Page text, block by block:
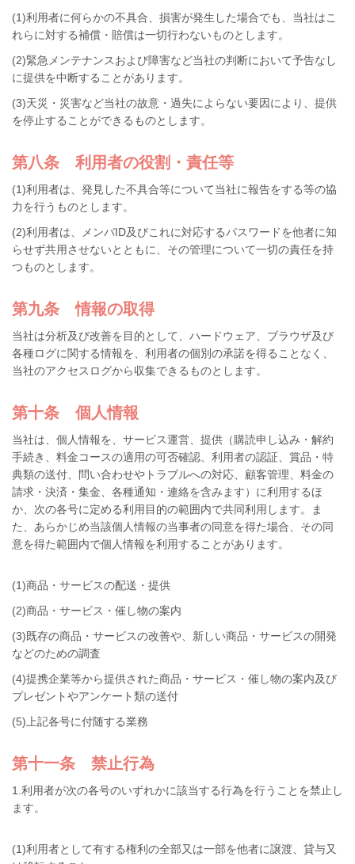
(1)利用者に何らかの不具合、損害が発生した場合でも、当社はこ
れらに対する補償・賠償は一切行わないものとします。
(2)緊急メンテナンスおよび障害など当社の判断において予告なし
に提供を中断することがあります。
(3)天災・災害など当社の故意・過失によらない要因により、提供
を停止することができるものとします。
第八条 利用者の役割・責任等
(1)利用者は、発見した不具合等について当社に報告をする等の協
力を行うものとします。
(2)利用者は、メンバID及びこれに対応するパスワードを他者に知
らせず共用させないとともに、その管理について一切の責任を持
つものとします。
第九条 情報の取得
当社は分析及び改善を目的として、ハードウェア、ブラウザ及び
各種ログに関する情報を、利用者の個別の承諾を得ることなく、
当社のアクセスログから収集できるものとします。
第十条 個人情報
当社は、個人情報を、サービス運営、提供（購読申し込み・解約
手続き、料金コースの適用の可否確認、利用者の認証、賞品・特
典類の送付、問い合わせやトラブルへの対応、顧客管理、料金の
請求・決済・集金、各種通知・連絡を含みます）に利用するほ
か、次の各号に定める利用目的の範囲内で共同利用します。ま
た、あらかじめ当該個人情報の当事者の同意を得た場合、その同
意を得た範囲内で個人情報を利用することがあります。
(1)商品・サービスの配送・提供
(2)商品・サービス・催し物の案内
(3)既存の商品・サービスの改善や、新しい商品・サービスの開発
などのための調査
(4)提携企業等から提供された商品・サービス・催し物の案内及び
プレゼントやアンケート類の送付
(5)上記各号に付随する業務
第十一条 禁止行為
1.利用者が次の各号のいずれかに該当する行為を行うことを禁止し
ます。
(1)利用者として有する権利の全部又は一部を他者に譲渡、貸与又